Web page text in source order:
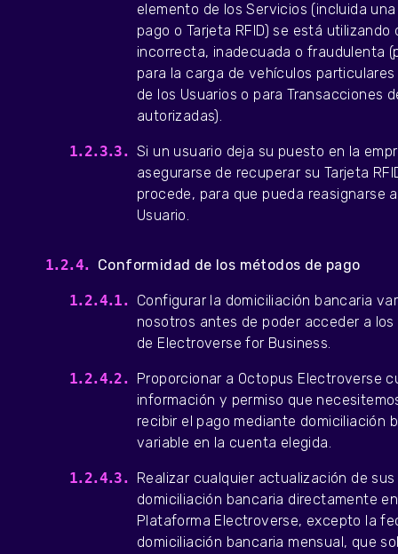
elemento de los Servicios (incluida
pago o Tarjeta RFID) se está utilizando
incorrecta, inadecuada o fraudulenta
para la carga de vehículos
de los Usuarios o para Transacciones
autorizadas).
Si un usuario deja su puesto en la
asegurarse de recuperar su Tarjeta
procede, para que pueda reasignarse
Usuario.
Conformidad de los métodos de pago
Configurar la domiciliación bancaria
nosotros antes de poder acceder a
de Electroverse for Business.
Proporcionar a Octopus Electroverse
información y permiso que
recibir el pago mediante domiciliación
variable en la cuenta elegida.
Realizar cualquier actualización de
domiciliación bancaria directamente
Plataforma Electroverse, excepto la
domiciliación bancaria mensual, que